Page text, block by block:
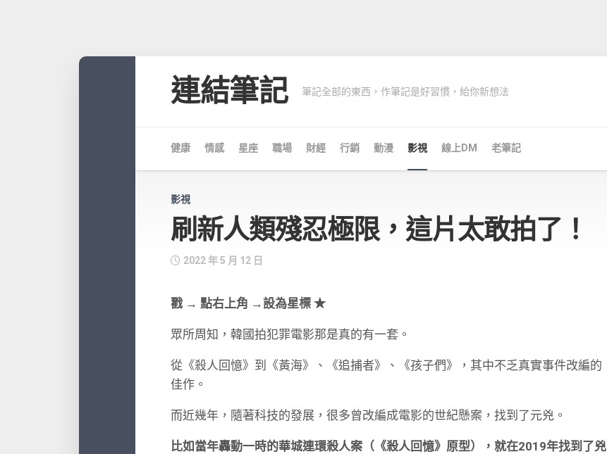
連結筆記 筆記全部的東西，作筆記是好習慣，給你新想法
健康 情感 星座 職場 財經 行銷 動漫 影視 線上DM 老筆記
影視
刷新人類殘忍極限，這片太敢拍了！
2022 年 5 月 12 日
戳 → 點右上角 →設為星標 ★
眾所周知，韓國拍犯罪電影那是真的有一套。
從《殺人回憶》到《黃海》、《追捕者》、《孩子們》，其中不乏真實事件改編的
佳作。
而近幾年，隨著科技的發展，很多曾改編成電影的世紀懸案，找到了元兇。
比如當年轟動一時的華城連環殺人案（《殺人回憶》原型），就在2019年找到了兇